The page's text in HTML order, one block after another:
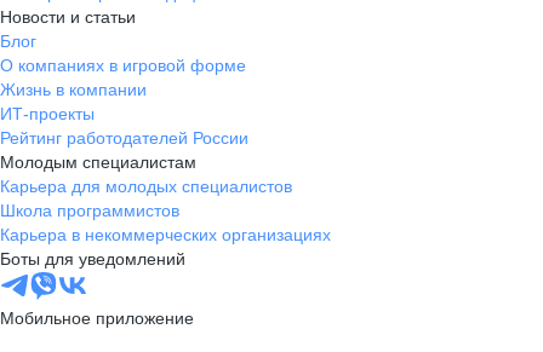
Новости и статьи
Блог
О компаниях в игровой форме
Жизнь в компании
ИТ-проекты
Рейтинг работодателей России
Молодым специалистам
Карьера для молодых специалистов
Школа программистов
Карьера в некоммерческих организациях
Боты для уведомлений
Мобильное приложение